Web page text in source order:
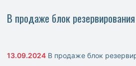
В продаже блок
13.09.2024 В продаже блок